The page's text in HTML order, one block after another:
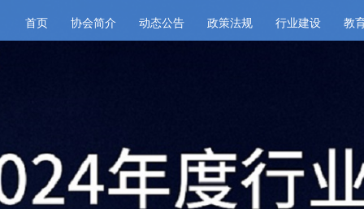
首页 协会简介 动态公告 政策法规 行业建设 教